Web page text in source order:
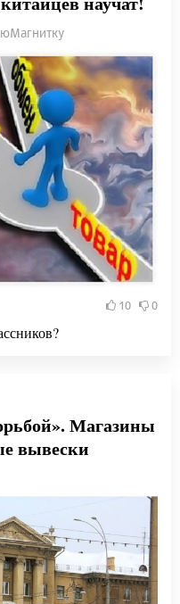
10 0
Магазины
вывески